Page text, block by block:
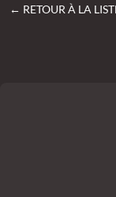
← RETOUR À LA